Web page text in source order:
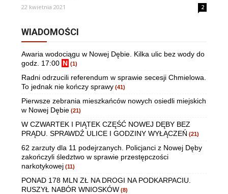
22 kwietnia 2021 2
WIADOMOŚCI
Awaria wodociągu w Nowej Dębie. Kilka ulic bez wody do
godz. 17:00 N (1)
Radni odrzucili referendum w sprawie secesji Chmielowa.
To jednak nie kończy sprawy (41)
Pierwsze zebrania mieszkańców nowych osiedli miejskich
w Nowej Dębie (21)
W CZWARTEK I PIĄTEK CZĘŚĆ NOWEJ DĘBY BEZ
PRĄDU. SPRAWDŹ ULICE I GODZINY WYŁĄCZEŃ (21)
62 zarzuty dla 11 podejrzanych. Policjanci z Nowej Dęby
zakończyli śledztwo w sprawie przestępczości
narkotykowej (11)
PONAD 178 MLN ZŁ NA DROGI NA PODKARPACIU.
RUSZYŁ NABÓR WNIOSKÓW (8)